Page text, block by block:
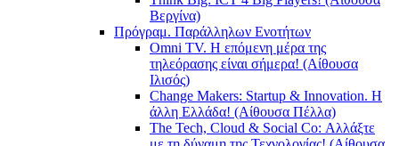
Βεργίνα)
Πρόγραμ. Παράλληλων Ενοτήτων
Omni TV. Η επόμενη μέρα της
τηλεόρασης είναι σήμερα! (Αίθουσα
Ιλισός)
Change Makers: Startup & Innovation. Η
άλλη Ελλάδα! (Αίθουσα Πέλλα)
The Tech, Cloud & Social Co: Αλλάξτε